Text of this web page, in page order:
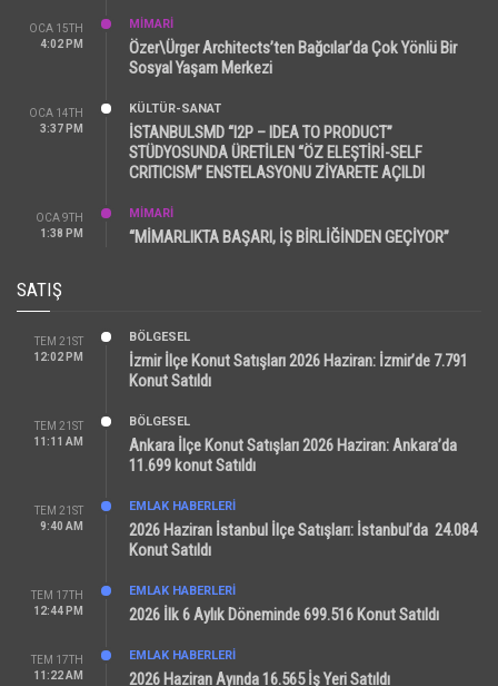
OCA 15TH
4:02 PM
MİMARİ
Özer\Ürger Architects’ten Bağcılar’da Çok Yönlü Bir
Sosyal Yaşam Merkezi
OCA 14TH
3:37 PM
KÜLTÜR-SANAT
İSTANBULSMD “I2P – IDEA TO PRODUCT”
STÜDYOSUNDA ÜRETİLEN “ÖZ ELEŞTİRİ-SELF
CRITICISM” ENSTELASYONU ZİYARETE AÇILDI
OCA 9TH
1:38 PM
MİMARİ
“MİMARLIKTA BAŞARI, İŞ BİRLİĞİNDEN GEÇİYOR”
SATIŞ
TEM 21ST
12:02 PM
BÖLGESEL
İzmir İlçe Konut Satışları 2026 Haziran: İzmir’de 7.791
Konut Satıldı
TEM 21ST
11:11 AM
BÖLGESEL
Ankara İlçe Konut Satışları 2026 Haziran: Ankara’da
11.699 konut Satıldı
TEM 21ST
9:40 AM
EMLAK HABERLERI
2026 Haziran İstanbul İlçe Satışları: İstanbul’da 24.084
Konut Satıldı
TEM 17TH
12:44 PM
EMLAK HABERLERI
2026 İlk 6 Aylık Döneminde 699.516 Konut Satıldı
TEM 17TH
11:22 AM
EMLAK HABERLERI
2026 Haziran Ayında 16.565 İş Yeri Satıldı